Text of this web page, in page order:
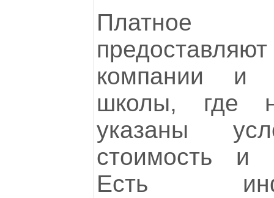
Платное
компании и
школы, где
указаны
стоимость и
Есть